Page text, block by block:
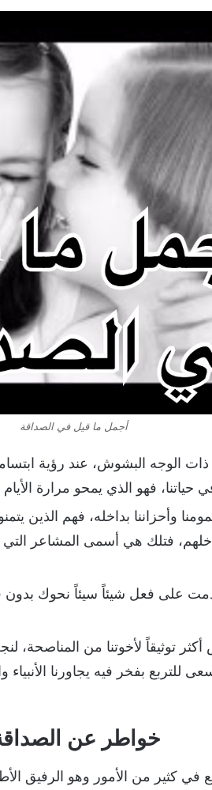
أجمل ما قيل في الصداقة
الوجه البشوش، عند رؤية
حياتنا، فهو الذي يمحو مرارة
وأحزاننا بداخله، فهم الذين
فتلك هي أسمى المشاعر التي
على فعل شيئاً سيئاً نحوك بدون
توثيقاً لأخوتنا من المناصحة،
نسعى للتربع بفخر فيه يجاورنا
خواطر عن
كثير من الأمور وهو الرفيق